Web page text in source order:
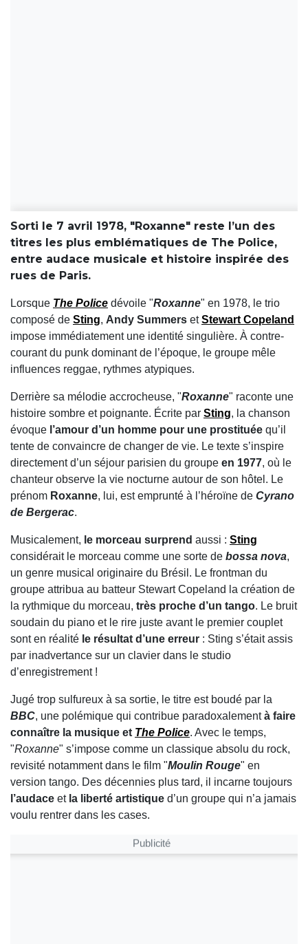
Sorti le 7 avril 1978, "Roxanne" reste l’un des
titres les plus emblématiques de The Police,
entre audace musicale et histoire inspirée des
rues de Paris.
Lorsque The Police dévoile "Roxanne" en 1978, le trio
composé de Sting, Andy Summers etStewart Copeland
impose immédiatement une identité singulière. À contre-
courant du punk dominant de l’époque, le groupe mêle
influences reggae, rythmes atypiques.
Derrière sa mélodie accrocheuse, "Roxanne" raconte une
histoire sombre et poignante. Écrite par Sting, la chanson
évoque l’amour d’un homme pour une prostituée qu’il
tente de convaincre de changer de vie. Le texte s’inspire
directement d’un séjour parisien du groupe en 1977, où le
chanteur observe la vie nocturne autour de son hôtel. Le
prénom Roxanne, lui, est emprunté à l’héroïne de Cyrano
de Bergerac.
Musicalement, le morceau surprend aussi : Sting
considérait le morceau comme une sorte de bossa nova,
un genre musical originaire du Brésil. Le frontman du
groupe attribua au batteur Stewart Copeland la création de
la rythmique du morceau, très proche d’un tango. Le bruit
soudain du piano et le rire juste avant le premier couplet
sont en réalité le résultat d’une erreur : Sting s’était assis
par inadvertance sur un clavier dans le studio
d’enregistrement !
Jugé trop sulfureux à sa sortie, le titre est boudé par la
BBC, une polémique qui contribue paradoxalementà faire
connaître la musique et The Police. Avec le temps,
"Roxanne" s’impose comme un classique absolu du rock,
revisité notamment dans le film "Moulin Rouge" en
version tango. Des décennies plus tard, il incarne toujours
l’audace etla liberté artistique d’un groupe qui n’a jamais
voulu rentrer dans les cases.
Publicité